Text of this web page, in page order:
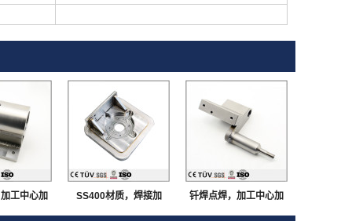
工中心加 SS400材质，焊接加 钎焊点焊，加工中心加